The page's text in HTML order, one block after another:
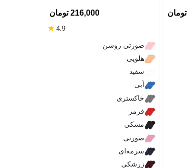
216,000 تومان
4.9
★
صورتی روشن
هلویی
سفید
آبی
خاکستری
قرمز
مشکی
صورتی
سرمه‌ای
زرشکی